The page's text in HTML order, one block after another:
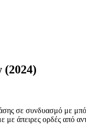
(2024)
σε συνδυασμό με
άπειρες ορδές από